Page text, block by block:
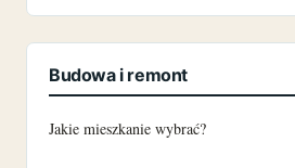
Budowa i remont
Jakie mieszkanie wybrać?